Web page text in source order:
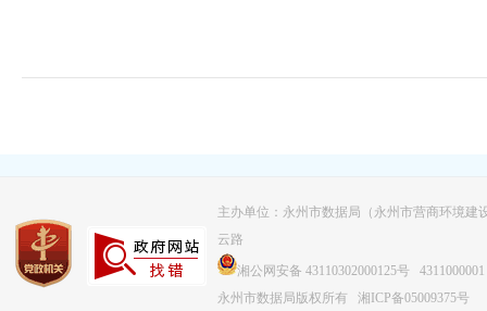
主办单位：永州市数据局（永州市营商环境
云路
湘公网安备 43110302000125号 4311000001
永州市数据局版权所有 湘ICP备05009375号